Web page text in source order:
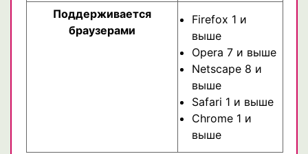
Поддерживается
браузерами
Firefox 1 и
выше
Opera 7 и выше
Netscape 8 и
выше
Safari 1 и выше
Chrome 1 и
выше